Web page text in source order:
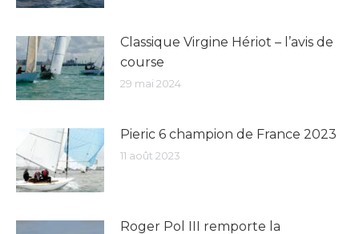
Classique Virgine Hériot – l’avis de
course
29 mai 2024
Pieric 6 champion de France 2023
11 août 2023
Roger Pol III remporte la